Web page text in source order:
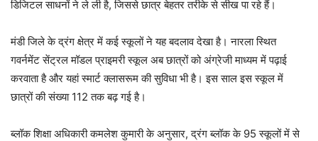
डिजिटल साधनों ने ले ली है, जिससे छात्र बेहतर तरीके से सीख पा रहे हैं।
मंडी जिले के द्रंग क्षेत्र में कई स्कूलों ने यह बदलाव देखा है। नारला स्थित
गवर्नमेंट सेंट्रल मॉडल प्राइमरी स्कूल अब छात्रों को अंग्रेजी माध्यम में पढ़ाई
करवाता है और यहां स्मार्ट क्लासरूम की सुविधा भी है। इस साल इस स्कूल में
छात्रों की संख्या 112 तक बढ़ गई है।
ब्लॉक शिक्षा अधिकारी कमलेश कुमारी के अनुसार, द्रंग ब्लॉक के 95 स्कूलों में से